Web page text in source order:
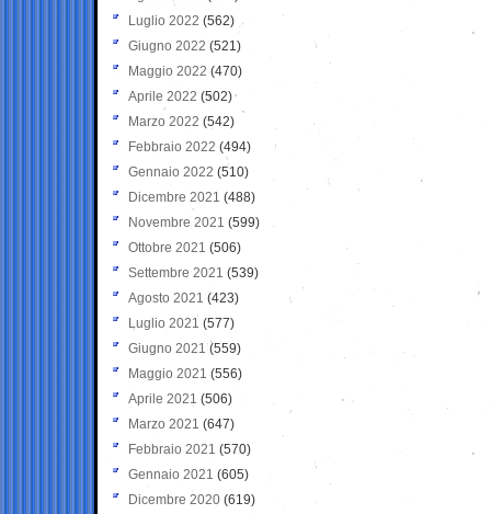
Luglio 2022 (562)
Giugno 2022 (521)
Maggio 2022 (470)
Aprile 2022 (502)
Marzo 2022 (542)
Febbraio 2022 (494)
Gennaio 2022 (510)
Dicembre 2021 (488)
Novembre 2021 (599)
Ottobre 2021 (506)
Settembre 2021 (539)
Agosto 2021 (423)
Luglio 2021 (577)
Giugno 2021(559)
Maggio 2021 (556)
Aprile 2021 (506)
Marzo 2021 (647)
Febbraio 2021 (570)
Gennaio 2021 (605)
Dicembre 2020 (619)